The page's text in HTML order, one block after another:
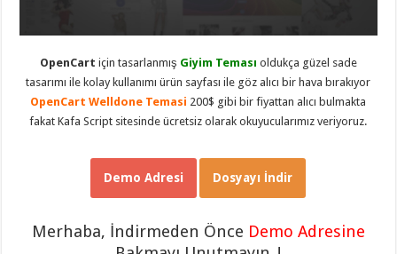
evden
taşımacılık,
gaziantep
evden
taşımacılık,
taşımacılık
OpenCart için tasarlanmış Giyim Teması oldukça güzel sade
tasarımı ile kolay kullanımı ürün sayfası ile göz alıcı bir hava bırakıyor
OpenCart Welldone Temasi 200$ gibi bir fiyattan alıcı bulmakta
fakat Kafa Script sitesinde ücretsiz olarak okuyucularımız veriyoruz.
Demo Adresi Dosyayı İndir
Merhaba, İndirmeden Önce Demo Adresine